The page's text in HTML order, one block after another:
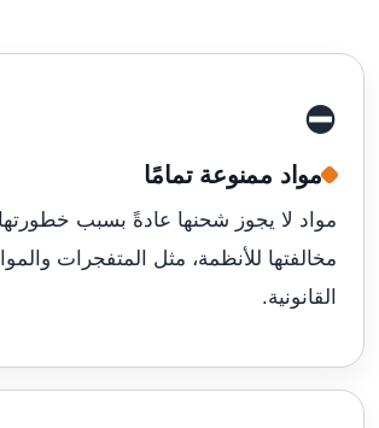
⛔
مواد ممنوعة تمامًا
مواد لا يجوز شحنها عادةً بسبب
مخالفتها للأنظمة، مثل المتفجرات
القانونية.